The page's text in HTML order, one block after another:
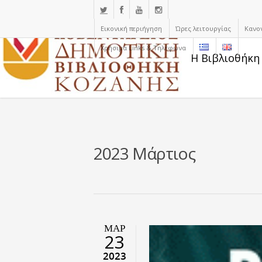
Εικονική περιήγηση Ώρες λειτουργίας
Χρήσιμα Links & Τηλέφωνα
Η
2023 Μάρτιος
ΜΑΡ
23
2023